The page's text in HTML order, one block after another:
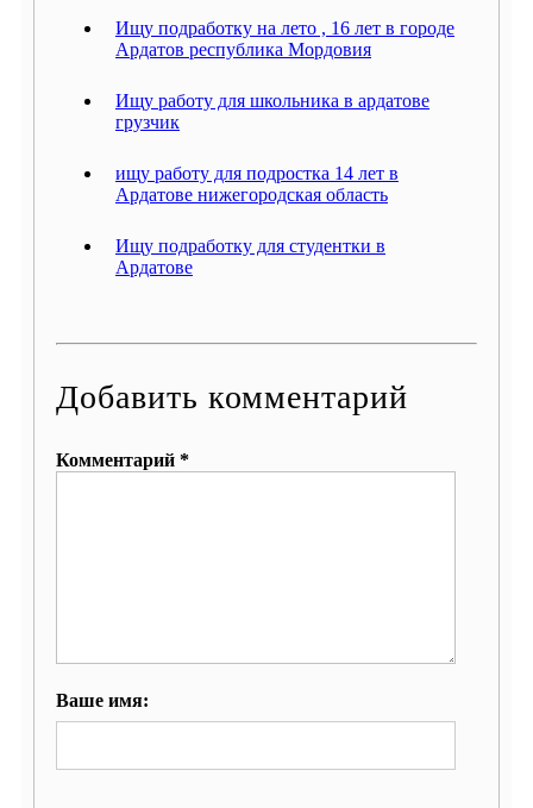
Ищу подработку на лето , 16 лет в городе
Ардатов республика Мордовия
Ищу работу для школьника в ардатове
грузчик
ищу работу для подростка 14 лет в
Ардатове нижегородская область
Ищу подработку для студентки в
Ардатове
Добавить комментарий
Комментарий *
Ваше имя: